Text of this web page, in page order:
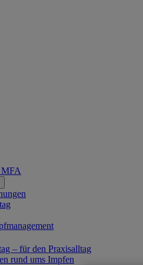
MFA
– für den Praxisalltag
rund ums Impfen